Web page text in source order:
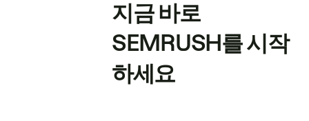
지금 바로
SEMRUSH를 시작
하세요